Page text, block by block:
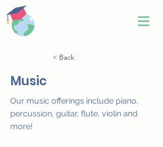
< Back
Music
Our music offerings include piano,
percussion, guitar, flute, violin and
more!